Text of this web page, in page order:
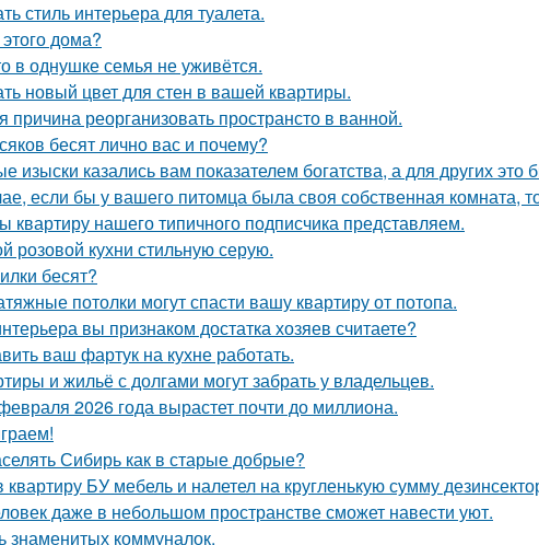
стиль интерьера для туалета.
дома?
в однушке семья не уживётся.
новый цвет для стен в вашей квартиры.
причина реорганизовать пространсто в ванной.
бесят лично вас и почему?
изыски казались вам показателем богатства, а для других
если бы у вашего питомца была своя собственная комната,
квартиру нашего типичного подписчика представляем.
розовой кухни стильную серую.
бесят?
потолки могут спасти вашу квартиру от потопа.
вы признаком достатка хозяев считаете?
ваш фартук на кухне работать.
и жильё с долгами могут забрать у владельцев.
2026 года вырастет почти до миллиона.
Сибирь как в старые добрые?
БУ мебель и налетел на кругленькую сумму
даже в небольшом пространстве сможет навести уют.
знаменитых коммуналок.